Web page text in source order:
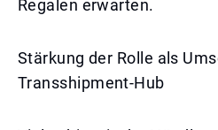
Regalen erwarten.
Stärkung der Rolle als
Transshipment-Hub